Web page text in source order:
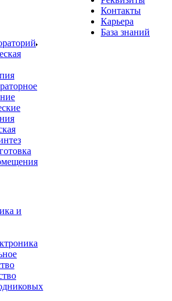
и
Контакты
Карьера
База знаний